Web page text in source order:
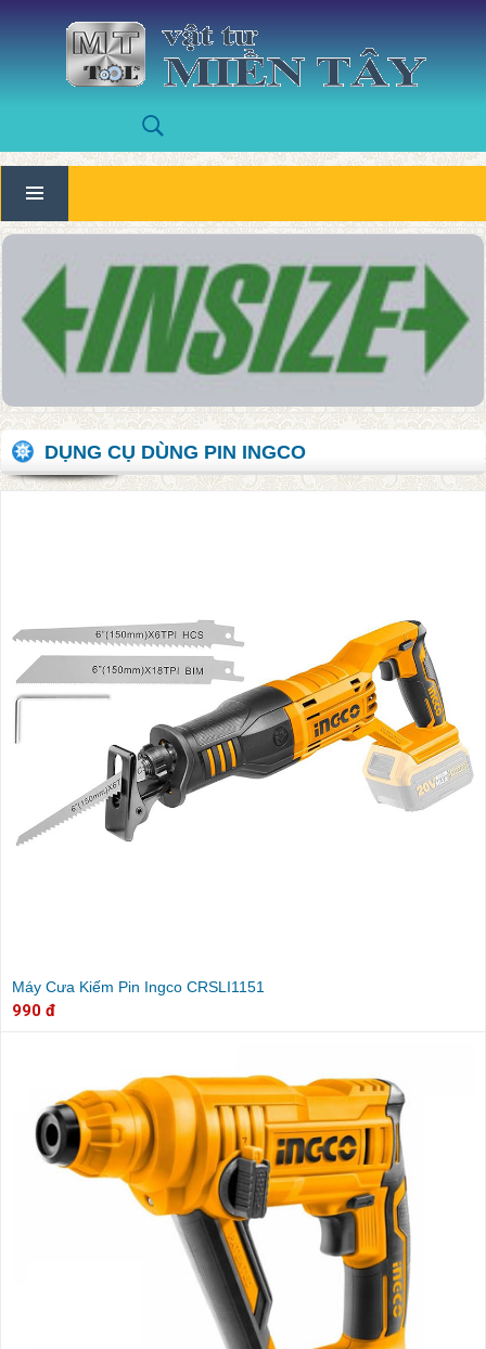
DỤNG CỤ DÙNG PIN INGCO
Máy Cưa Kiếm Pin Ingco CRSLI1151
990 đ